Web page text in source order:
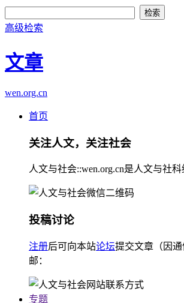
高级检索
文章
wen.org.cn
首页
关注人文，关注社会
人文与社会::wen.org.cn是人文与社
投稿讨论
注册后可向本站论坛提交文章（因
邮：
专题